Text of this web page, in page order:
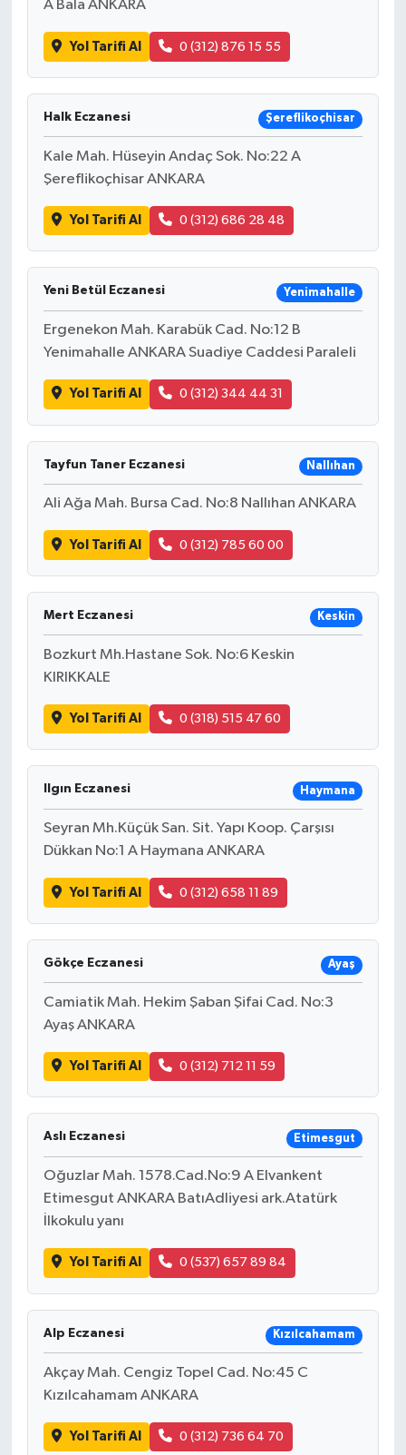
A Bala ANKARA
Yol Tarifi Al 0 (312) 876 15 55
Halk Eczanesi Şereflikoçhisar
Kale Mah. Hüseyin Andaç Sok. No:22 A
Şereflikoçhisar ANKARA
Yol Tarifi Al 0 (312) 686 28 48
Yeni Betül Eczanesi Yenimahalle
Ergenekon Mah. Karabük Cad. No:12 B
Yenimahalle ANKARA Suadiye Caddesi Paraleli
Yol Tarifi Al 0 (312) 344 44 31
Tayfun Taner Eczanesi Nallıhan
Ali Ağa Mah. Bursa Cad. No:8 Nallıhan ANKARA
Yol Tarifi Al 0 (312) 785 60 00
Mert Eczanesi Keskin
Bozkurt Mh.Hastane Sok. No:6 Keskin
KIRIKKALE
Yol Tarifi Al 0 (318) 515 47 60
Ilgın Eczanesi Haymana
Seyran Mh.Küçük San. Sit. Yapı Koop. Çarşısı
Dükkan No:1 A Haymana ANKARA
Yol Tarifi Al 0 (312) 658 11 89
Gökçe Eczanesi Ayaş
Camiatik Mah. Hekim Şaban Şifai Cad. No:3
Ayaş ANKARA
Yol Tarifi Al 0 (312) 712 11 59
Aslı Eczanesi Etimesgut
Oğuzlar Mah. 1578.Cad.No:9 A Elvankent
Etimesgut ANKARA BatıAdliyesi ark.Atatürk
İlkokulu yanı
Yol Tarifi Al 0 (537) 657 89 84
Alp Eczanesi Kızılcahamam
Akçay Mah. Cengiz Topel Cad. No:45 C
Kızılcahamam ANKARA
Yol Tarifi Al 0 (312) 736 64 70